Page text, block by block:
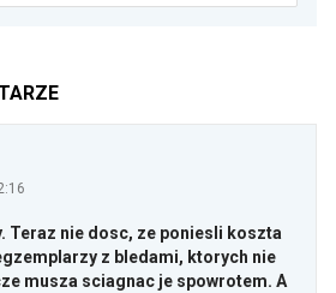
Teraz nie dosc, ze poniesli koszta
z bledami, ktorych nie
musza sciagnac je spowrotem. A